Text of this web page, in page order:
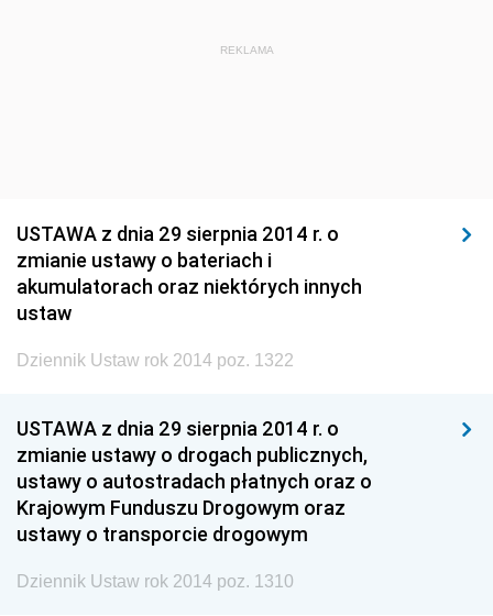
REKLAMA
USTAWA z dnia 29 sierpnia 2014 r. o
zmianie ustawy o bateriach i
akumulatorach oraz niektórych innych
ustaw
Dziennik Ustaw rok 2014 poz. 1322
USTAWA z dnia 29 sierpnia 2014 r. o
zmianie ustawy o drogach publicznych,
ustawy o autostradach płatnych oraz o
Krajowym Funduszu Drogowym oraz
ustawy o transporcie drogowym
Dziennik Ustaw rok 2014 poz. 1310